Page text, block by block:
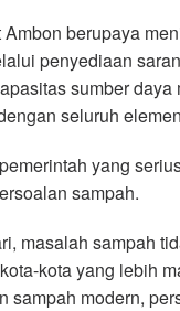
berupaya
penyediaan
sumber
seluruh
yang
sampah.
masalah sampah
kota yang lebih
sampah modern,